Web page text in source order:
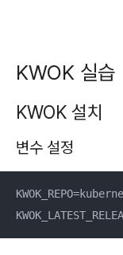
KWOK 실습
KWOK 설치
변수 설정